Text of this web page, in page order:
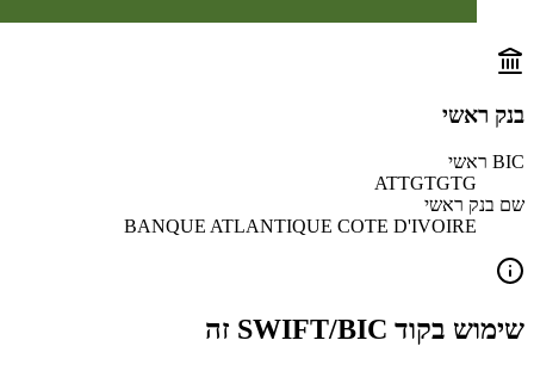
בנק ראשי
BIC ראשי
ATTGTGTG
שם בנק ראשי
BANQUE ATLANTIQUE COTE D'IVOIRE
שימוש בקוד SWIFT/BIC זה